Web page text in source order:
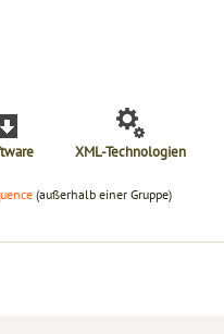
XML-Technologien
(außerhalb einer Gruppe)